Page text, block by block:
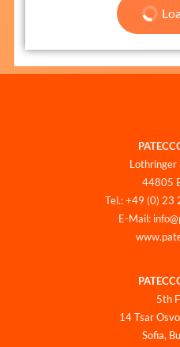
Lothringer
44805
Tel.: +49 (0) 23
E-Mail:
5th
14 Tsar
Sofia,